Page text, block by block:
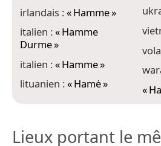
irlandais :«Hamme»
italien :«Hamme
Durme»
italien :«Hamme»
lituanien :«Hamė»
«
Lieux portant le